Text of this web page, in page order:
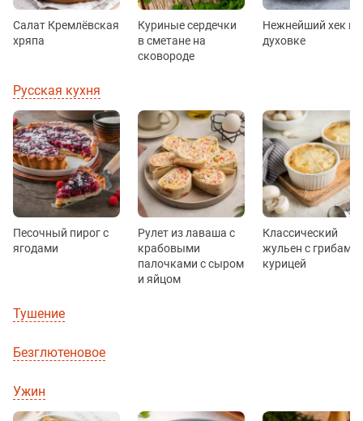
Салат Кремлёвская
хряпа
Куриные сердечки
в сметане на
сковороде
Нежнейший хек в
духовке
Русская кухня
Песочный пирог с
ягодами
Рулет из лаваша с
крабовыми
палочками с сыром
и яйцом
Классический
жульен с грибами
курицей
Тушение
Безглютеновое
Ужин